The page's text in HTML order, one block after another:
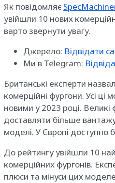
Як повідомляє
увійшли 10 нових
варто звернути увагу.
Джерело: Відвідати
Ми в Telegram:
Британські експерти
комерційні фургони. Усі ці
новими у 2023 році.
доставляти більше
моделі. У Європі доступно
До рейтингу увійшли 10
комерційних фургонів.
плюси та мінуси цих